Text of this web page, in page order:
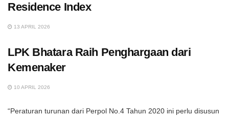
Residence Index
13 APRIL 2026
LPK Bhatara Raih Penghargaan dari
Kemenaker
10 APRIL 2026
“Peraturan turunan dari Perpol No.4 Tahun 2020 ini perlu disusun